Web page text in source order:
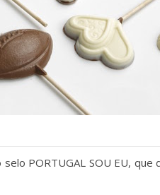
PORTUGAL SOU EU,